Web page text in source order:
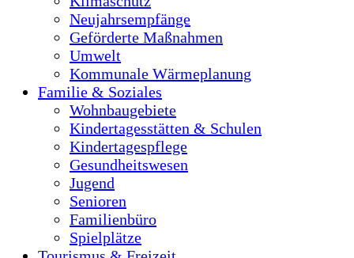
Neujahrsempfänge
Geförderte Maßnahmen
Umwelt
Kommunale Wärmeplanung
Familie & Soziales
Wohnbaugebiete
Kindertagesstätten & Schulen
Kindertagespflege
Gesundheitswesen
Jugend
Senioren
Familienbüro
Spielplätze